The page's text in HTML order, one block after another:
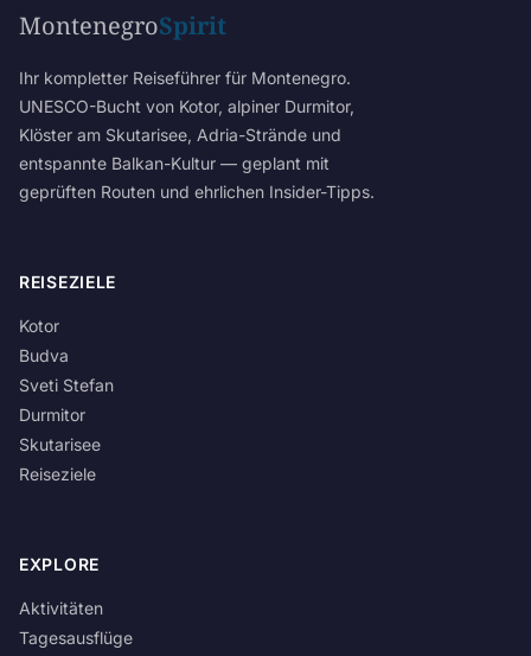
MontenegroSpirit
Ihr kompletter Reiseführer für Montenegro.
UNESCO-Bucht von Kotor, alpiner Durmitor,
Klöster am Skutarisee, Adria-Strände und
entspannte Balkan-Kultur — geplant mit
geprüften Routen und ehrlichen Insider-Tipps.
REISEZIELE
Kotor
Budva
Sveti Stefan
Durmitor
Skutarisee
Reiseziele
EXPLORE
Aktivitäten
Tagesausflüge